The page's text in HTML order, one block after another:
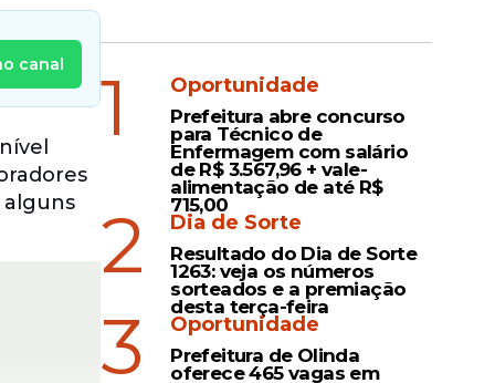
canal
alguns
1 Oportunidade
Prefeitura abre concurso
para Técnico de
Enfermagem com salário
de R$ 3.567,96 + vale-
alimentação de até R$
715,00
2 Dia de Sorte
Resultado do Dia de Sorte
1263: veja os números
sorteados e a premiação
desta terça-feira
3 Oportunidade
Prefeitura de Olinda
oferece 465 vagas em